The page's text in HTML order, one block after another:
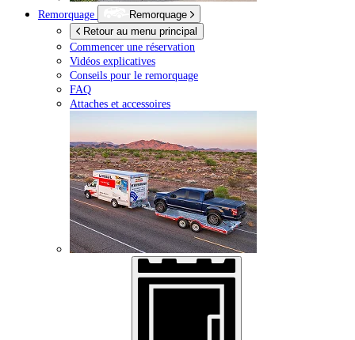
Remorquage
Remorquage
Retour au menu principal
Commencer une réservation
Vidéos explicatives
Conseils pour le remorquage
FAQ
Attaches et accessoires